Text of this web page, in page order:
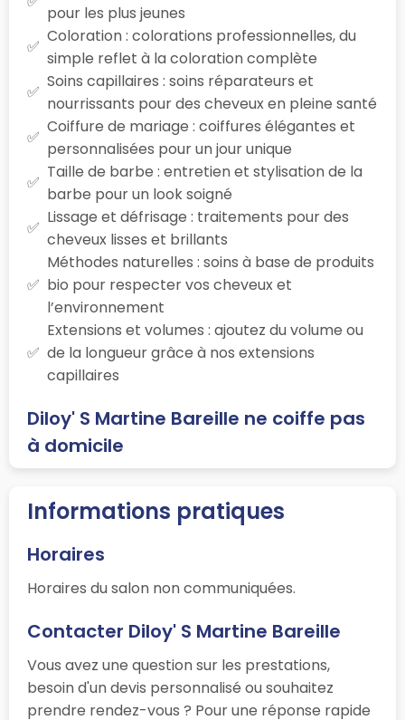
pour les plus jeunes
Coloration : colorations professionnelles, du
simple reflet à la coloration complète
Soins capillaires : soins réparateurs et
nourrissants pour des cheveux en pleine santé
Coiffure de mariage : coiffures élégantes et
personnalisées pour un jour unique
Taille de barbe : entretien et stylisation de la
barbe pour un look soigné
Lissage et défrisage : traitements pour des
cheveux lisses et brillants
Méthodes naturelles : soins à base de produits
bio pour respecter vos cheveux et
l’environnement
Extensions et volumes : ajoutez du volume ou
de la longueur grâce à nos extensions
capillaires
Diloy' S Martine Bareille ne coiffe pas
à domicile
Informations pratiques
Horaires
Horaires du salon non communiquées.
Contacter Diloy' S Martine Bareille
Vous avez une question sur les prestations,
besoin d'un devis personnalisé ou souhaitez
prendre rendez-vous ? Pour une réponse rapide